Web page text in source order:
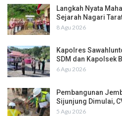
Langkah Nyata
Sejarah Nagari
8 Agu 2026
Kapolres
SDM dan Kapolsek
6 Agu 2026
Pembangunan
Sijunjung Dimulai,
5 Agu 2026